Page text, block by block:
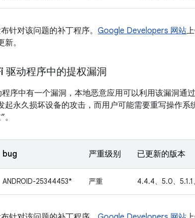
针对该问题的补丁程序。 Google Developers 网站
。
动程序中的提权漏洞
序中有一个漏洞，本地恶意应用可以利用该漏洞通
起永久损坏设备的攻击，而用户可能需要重写操作系
bug 严重级别 已更新的版本
ANDROID-25344453* 严重 4.4.4、5.0、